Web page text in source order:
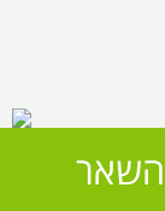
השאר